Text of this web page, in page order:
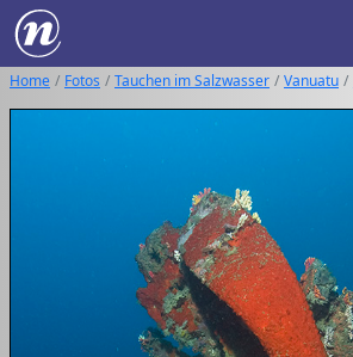
Home Fotos Tauchen im Salzwasser Vanuatu